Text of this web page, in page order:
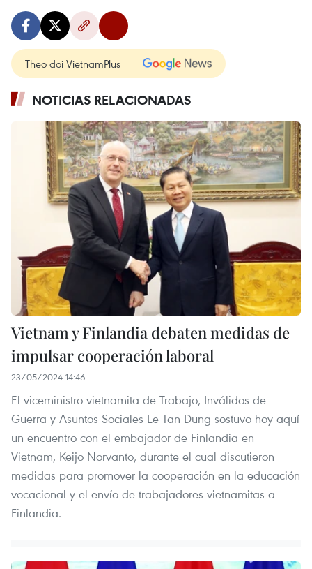
Theo dõi VietnamPlus
NOTICIAS RELACIONADAS
Vietnam y Finlandia debaten medidas de
impulsar cooperación laboral
23/05/2024 14:46
El viceministro vietnamita de Trabajo, Inválidos de
Guerra y Asuntos Sociales Le Tan Dung sostuvo hoy aquí
un encuentro con el embajador de Finlandia en
Vietnam, Keijo Norvanto, durante el cual discutieron
medidas para promover la cooperación en la educación
vocacional y el envío de trabajadores vietnamitas a
Finlandia.